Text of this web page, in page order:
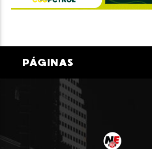
PÁGINAS